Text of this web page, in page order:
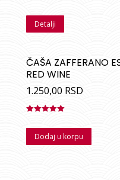
Detalji
ČAŠA ZAFFERANO
RED WINE
1.250,00 RSD
sa5.00od
Dodaj u korpu